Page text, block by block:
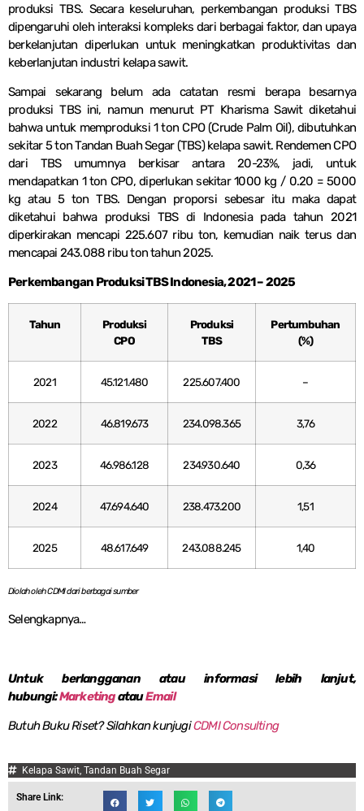
produksi TBS. Secara keseluruhan, perkembangan produksi TBS
dipengaruhi oleh interaksi kompleks dari berbagai faktor, dan upaya
berkelanjutan diperlukan untuk meningkatkan produktivitas dan
keberlanjutan industri kelapa sawit.
Sampai sekarang belum ada catatan resmi berapa besarnya
produksi TBS ini, namun menurut PT Kharisma Sawit diketahui
bahwa untuk memproduksi 1 ton CPO (Crude Palm Oil), dibutuhkan
sekitar 5 ton Tandan Buah Segar (TBS) kelapa sawit. Rendemen CPO
dari TBS umumnya berkisar antara 20-23%, jadi, untuk
mendapatkan 1 ton CPO, diperlukan sekitar 1000 kg / 0.20 = 5000
kg atau 5 ton TBS. Dengan proporsi sebesar itu maka dapat
diketahui bahwa produksi TBS di Indonesia pada tahun 2021
diperkirakan mencapi 225.607 ribu ton, kemudian naik terus dan
mencapai 243.088 ribu ton tahun 2025.
Perkembangan Produksi TBS Indonesia,2021 – 2025
Tahun
Produksi
CPO
Produksi
TBS
Pertumbuhan
(%)
2021 45.121.480 225.607.400 –
2022 46.819.673 234.098.365 3,76
2023 46.986.128 234.930.640 0,36
2024 47.694.640 238.473.200 1,51
2025 48.617.649 243.088.245 1,40
Diolah oleh CDMI dari berbagai sumber
Selengkapnya…
Untuk berlangganan atau informasi lebih lanjut,
hubungi:MarketingatauEmail
Butuh Buku Riset? Silahkan kunjugiCDMI Consulting
Kelapa Sawit Tandan Buah Segar
Share Link: